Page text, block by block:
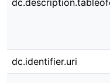
dc.identifier.uri